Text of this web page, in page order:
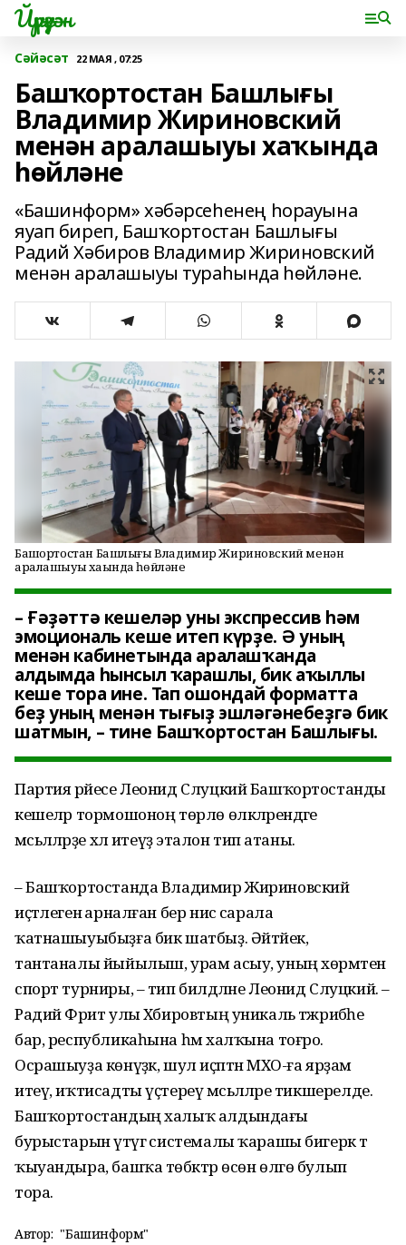
Йүрүҙән
Сәйәсәт 22 МАЯ , 07:25
Башҡортостан Башлығы
Владимир Жириновский
менән аралашыуы хаҡында
һөйләне
«Башинформ» хәбәрсеһенең һорауына
яуап биреп, Башҡортостан Башлығы
Радий Хәбиров Владимир Жириновский
менән аралашыуы тураһында һөйләне.
Башҡортостан Башлығы Владимир Жириновский менән
аралашыуы хаҡында һөйләне
– Ғәҙәттә кешеләр уны экспрессив һәм
эмоциональ кеше итеп күрҙе. Ә уның
менән кабинетында аралашҡанда
алдымда һынсыл ҡарашлы, бик аҡыллы
кеше тора ине. Тап ошондай форматта
беҙ уның менән тығыҙ эшләгәнебеҙгә бик
шатмын, – тине Башҡортостан Башлығы.
Партия рәйесе Леонид Слуцкий Башҡортостанды
кешеләр тормошоноң төрлө өлкәләрендәге
мәсьәләләрҙе хәл итеүҙә эталон тип атаны.
– Башҡортостанда Владимир Жириновский
иҫтәлегенә арналған бер нисә сарала
ҡатнашыуыбыҙға бик шатбыҙ. Әйтәйек,
тантаналы йыйылыш, урам асыу, уның хөрмәтенә
спорт турниры, – тип билдәләне Леонид Слуцкий. –
Радий Фәрит улы Хәбировтың уникаль тәжрибәһе
бар, республикаһына һәм халҡына тоғро.
Осрашыуҙа көнүҙәк, шул иҫәптән МХО-ға ярҙам
итеү, иҡтисадты үҫтереү мәсьәләләре тикшерелде.
Башҡортостандың халыҡ алдындағы
бурыстарын үтәүгә системалы ҡарашы бигерәк тә
ҡыуандыра, башҡа төбәктәр өсөн өлгө булып
тора.
Автор: "Башинформ"